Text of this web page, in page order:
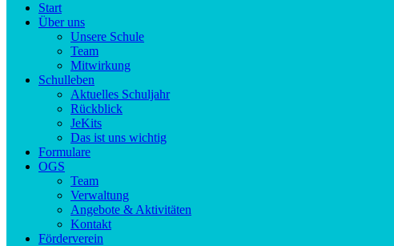
Start
Über uns
Unsere Schule
Team
Mitwirkung
Schulleben
Aktuelles Schuljahr
Rückblick
JeKits
Das ist uns wichtig
Formulare
OGS
Team
Verwaltung
Angebote & Aktivitäten
Kontakt
Förderverein